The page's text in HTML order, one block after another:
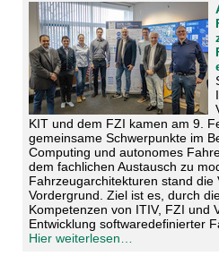
KIT und dem FZI kamen am 9.
gemeinsame Schwerpunkte im
Computing und autonomes
dem fachlichen Austausch zu
Fahrzeugarchitekturen stand die
Vordergrund. Ziel ist es, durch
Kompetenzen von ITIV, FZI und
Entwicklung softwaredefinierter
Hier weiterlesen…